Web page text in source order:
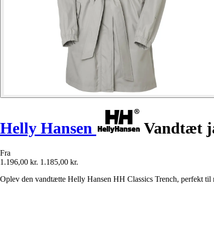
Helly Hansen Vandtæt
Fra
1.196,00 kr. 1.185,00 kr.
Oplev den vandtætte Helly Hansen HH Classics Trench, perfekt